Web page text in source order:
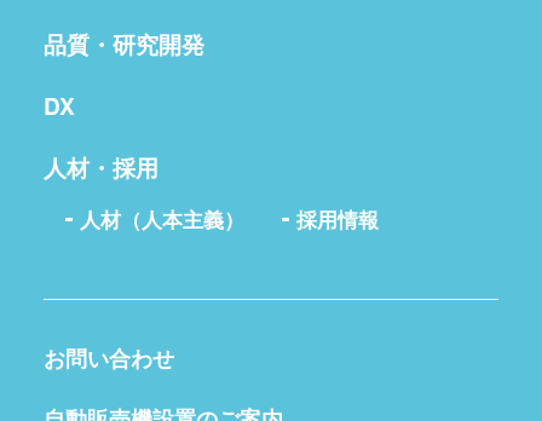
品質・研究開発
DX
人材・採用
人材（人本主義） 採用情報
お問い合わせ